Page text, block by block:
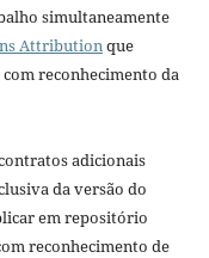
simultaneamente
Attributionque
reconhecimento da
adicionais
da versão do
em repositório
reconhecimento de